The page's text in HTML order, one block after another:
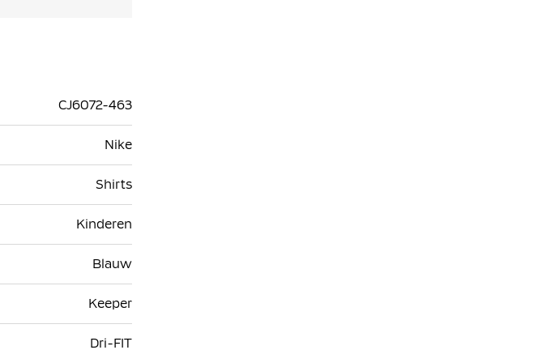
CJ6072-463
Nike
Shirts
Kinderen
Blauw
Keeper
Dri-FIT